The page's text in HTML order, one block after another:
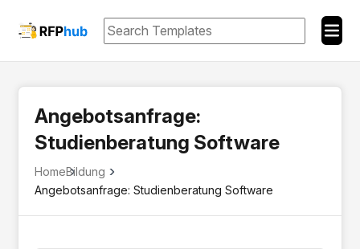
Angebotsanfrage:
Studienberatung Software
HomeBildung
Angebotsanfrage: Studienberatung Software